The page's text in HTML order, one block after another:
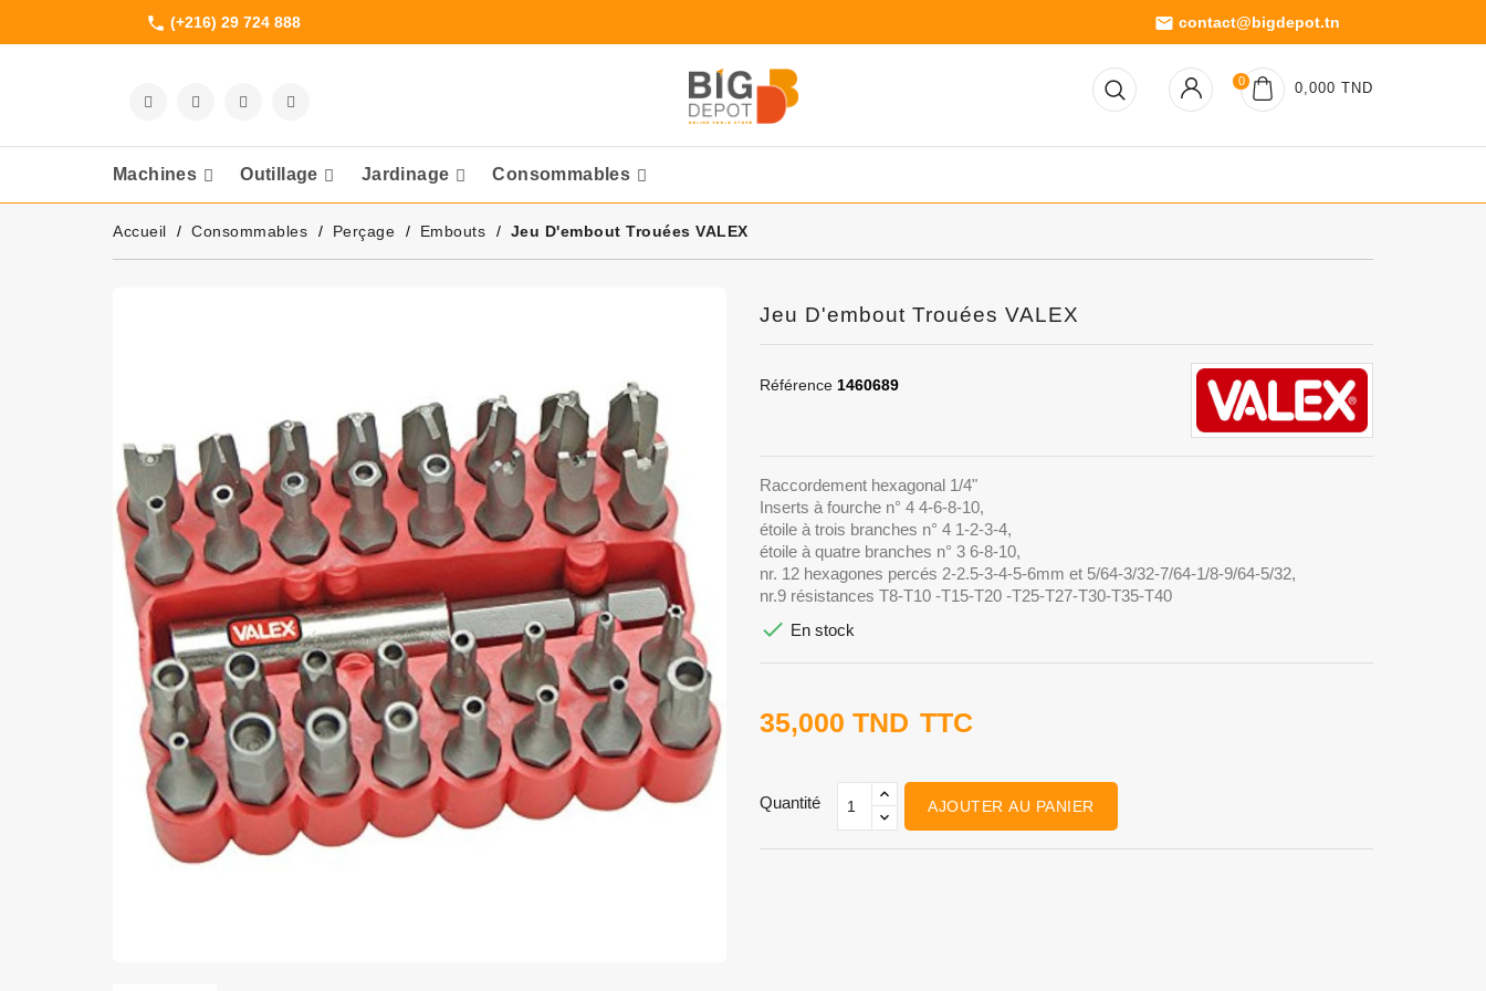
phone (+216) 29 724 888 email contact@bigdepot.tn
0 0,000 TND
Machines Outillage Jardinage Consommables
Accueil Consommables Perçage Embouts Jeu D'embout Trouées VALEX
Jeu D'embout Trouées VALEX
Référence 1460689
Raccordement hexagonal 1/4"
Inserts à fourche n° 4 4-6-8-10,
étoile à trois branches n° 4 1-2-3-4,
étoile à quatre branches n° 3 6-8-10,
nr. 12 hexagones percés 2-2.5-3-4-5-6mm et 5/64-3/32-7/64-1/8-9/64-5/32,
nr.9 résistances T8-T10 -T15-T20 -T25-T27-T30-T35-T40
 En stock
35,000 TND TTC
Quantité AJOUTER AU PANIER